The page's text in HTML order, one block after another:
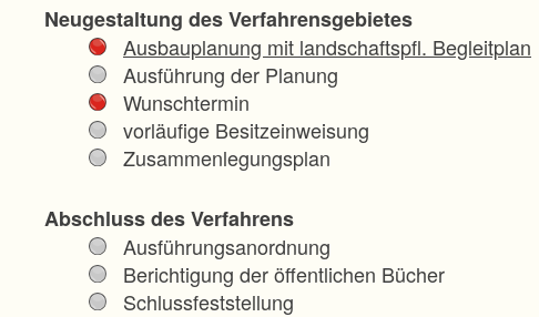
Neugestaltung des Verfahrensgebietes
Ausbauplanung mit landschaftspfl. Begleitplan
Ausführung der Planung
Wunschtermin
vorläufige Besitzeinweisung
Zusammenlegungsplan
Abschluss des Verfahrens
Ausführungsanordnung
Berichtigung der öffentlichen Bücher
Schlussfeststellung